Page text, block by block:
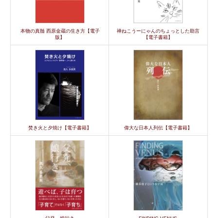
本物の真髄 西原金蔵の生き方【電子
版】
禅ねこうーにゃんのちょっとした助言
【電子書籍】
焚き火と夕焼け【電子書籍】 偉大な日本人列伝【電子書籍】